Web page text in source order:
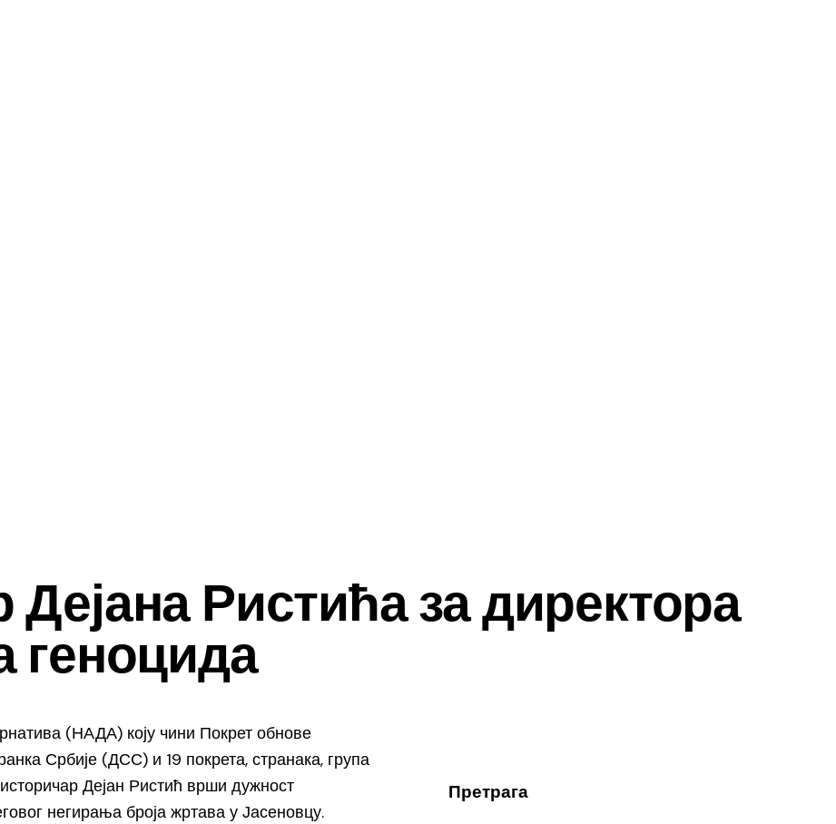
Ристића за директора
геноцида
(НАДА) коју чини Покрет обнове
Србије (ДСС) и 19 покрета, странака, група
Дејан Ристић врши дужност
негирања броја жртава у Јасеновцу.
Претрага